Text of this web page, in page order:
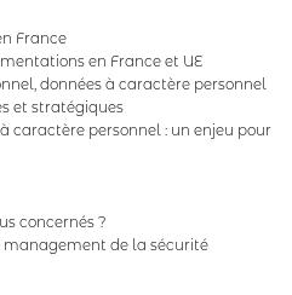
France
en France et UE
données à caractère personnel
et stratégiques
caractère personnel : un enjeu pour
concernés ?
management de la sécurité